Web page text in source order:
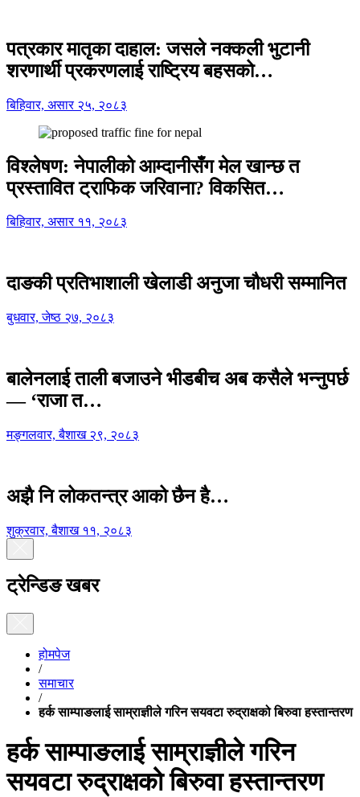
पत्रकार मातृका दाहाल: जसले नक्कली भुटानी
शरणार्थी प्रकरणलाई राष्ट्रिय बहसको…
बिहिवार, असार २५, २०८३
विश्लेषण: नेपालीको आम्दानीसँग मेल खान्छ त
प्रस्तावित ट्राफिक जरिवाना? विकसित…
बिहिवार, असार ११, २०८३
दाङकी प्रतिभाशाली खेलाडी अनुजा चौधरी सम्मानित
बुधवार, जेष्ठ २७, २०८३
बालेनलाई ताली बजाउने भीडबीच अब कसैले भन्नुपर्छ
— ‘राजा त…
मङ्गलवार, बैशाख २९, २०८३
अझै नि लोकतन्त्र आको छैन है…
शुक्रवार, बैशाख ११, २०८३
ट्रेन्डिङ खबर
होमपेज
/
समाचार
/
हर्क साम्पाङलाई साम्राज्ञीले गरिन सयवटा रुद्राक्षको बिरुवा हस्तान्तरण
हर्क साम्पाङलाई साम्राज्ञीले गरिन
सयवटा रुद्राक्षको बिरुवा हस्तान्तरण